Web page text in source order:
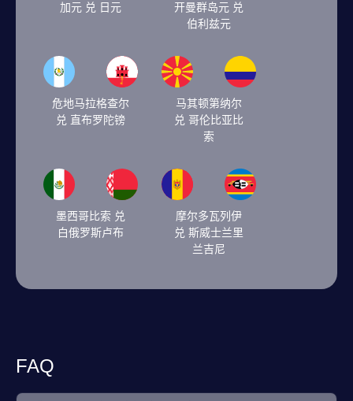
加元 兑 日元
开曼群岛元 兑
伯利兹元
危地马拉格查尔
兑 直布罗陀镑
马其顿第纳尔
兑 哥伦比亚比
索
墨西哥比索 兑
白俄罗斯卢布
摩尔多瓦列伊
兑 斯威士兰里
兰吉尼
FAQ